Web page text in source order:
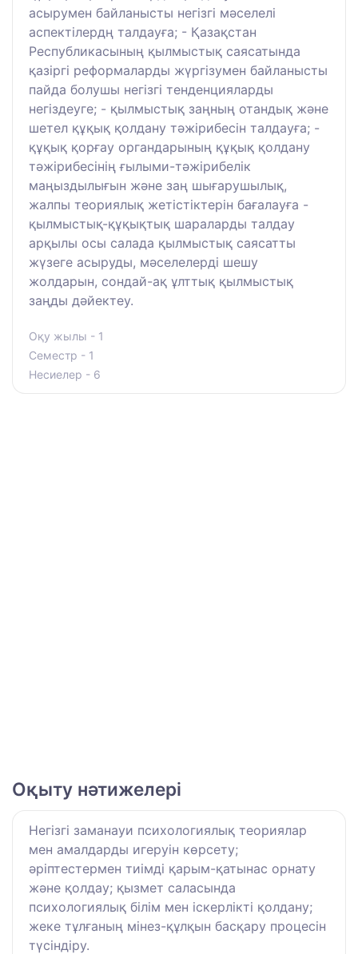
асырумен байланысты негізгі мәселелі
аспектілердң талдауға; - Қазақстан
Республикасының қылмыстық саясатында
қазіргі реформаларды жүргізумен байланысты
пайда болушы негізгі тенденцияларды
негіздеуге; - қылмыстық заңның отандық және
шетел құқық қолдану тәжірибесін талдауға; -
құқық қорғау органдарының құқық қолдану
тәжірибесінің ғылыми-тәжірибелік
маңыздылығын және заң шығарушылық,
жалпы теориялық жетістіктерін бағалауға -
қылмыстық-құқықтық шараларды талдау
арқылы осы салада қылмыстық саясатты
жүзеге асыруды, мәселелерді шешу
жолдарын, сондай-ақ ұлттық қылмыстық
заңды дәйектеу.
Оқу жылы - 1
Семестр - 1
Несиелер - 6
Оқыту нәтижелері
Негізгі заманауи психологиялық теориялар
мен амалдарды игеруін көрсету;
әріптестермен тиімді қарым-қатынас орнату
және қолдау; қызмет саласында
психологиялық білім мен іскерлікті қолдану;
жеке тұлғаның мінез-құлқын басқару процесін
түсіндіру.